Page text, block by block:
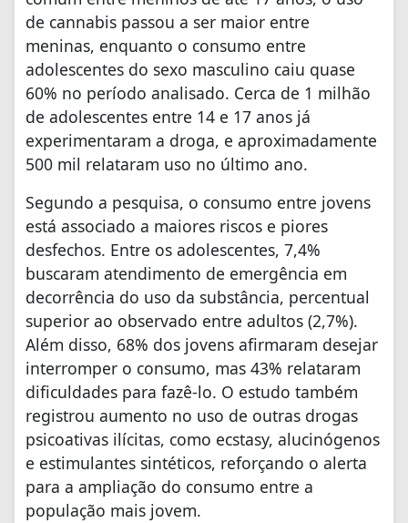
de cannabis passou a ser maior entre
meninas, enquanto o consumo entre
adolescentes do sexo masculino caiu quase
60% no período analisado. Cerca de 1 milhão
de adolescentes entre 14 e 17 anos já
experimentaram a droga, e aproximadamente
500 mil relataram uso no último ano.
Segundo a pesquisa, o consumo entre jovens
está associado a maiores riscos e piores
desfechos. Entre os adolescentes, 7,4%
buscaram atendimento de emergência em
decorrência do uso da substância, percentual
superior ao observado entre adultos (2,7%).
Além disso, 68% dos jovens afirmaram desejar
interromper o consumo, mas 43% relataram
dificuldades para fazê-lo. O estudo também
registrou aumento no uso de outras drogas
psicoativas ilícitas, como ecstasy, alucinógenos
e estimulantes sintéticos, reforçando o alerta
para a ampliação do consumo entre a
população mais jovem.